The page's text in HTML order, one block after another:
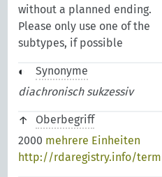
without a planned ending.
Please only use one of the
subtypes, if possible
Synonyme
diachronisch sukzessiv
Oberbegriff
2000 mehrere Einheiten
http://rdaregistry.info/